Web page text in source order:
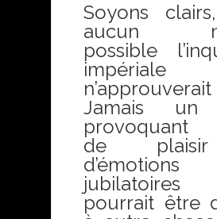
Soyons
aucun
possible
impériale
Jamais un
provoquant
de
d’émotions
pourrait être